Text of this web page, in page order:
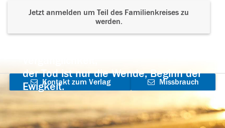
Jetzt anmelden um Teil des Familienkreises zu
werden.
der Tod ist nur die Wende, Beginn der
Ewigkeit.
Kontakt zum Verlag
aufnehmen
Missbrauch